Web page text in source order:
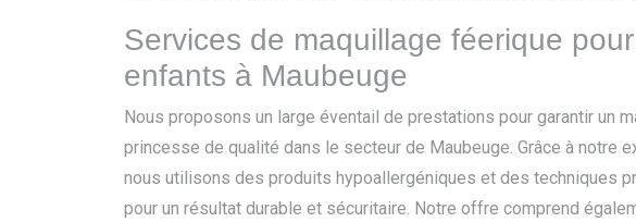
Services de maquillage féerique pour
enfants à Maubeuge
Nous proposons un large éventail de prestations pour garantir un
princesse de qualité dans le secteur de Maubeuge. Grâce à notre
nous utilisons des produits hypoallergéniques et des techniques
pour un résultat durable et sécuritaire. Notre offre comprend